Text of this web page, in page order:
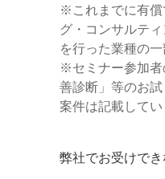
※これまでに有
グ・コンサルテ
を行った業種の一
※セミナー参加
善診断」等のお
案件は記載してい
弊社でお受けで